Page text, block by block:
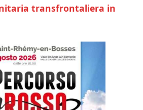
transfrontaliera in